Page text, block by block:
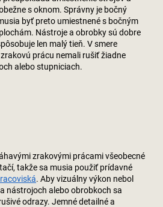
s oknom. Správny je bočný
byť preto umiestnené s bočným
Nástroje a obrobky sú dobre
len malý tieň. V smere
prácu nemali rušiť žiadne
alebo stupniciach.
zrakovými prácami všeobecné
takže sa musia použiť prídavné
. Aby vizuálny výkon nebol
nástrojoch alebo obrobkoch sa
odrazy. Jemné detailné a